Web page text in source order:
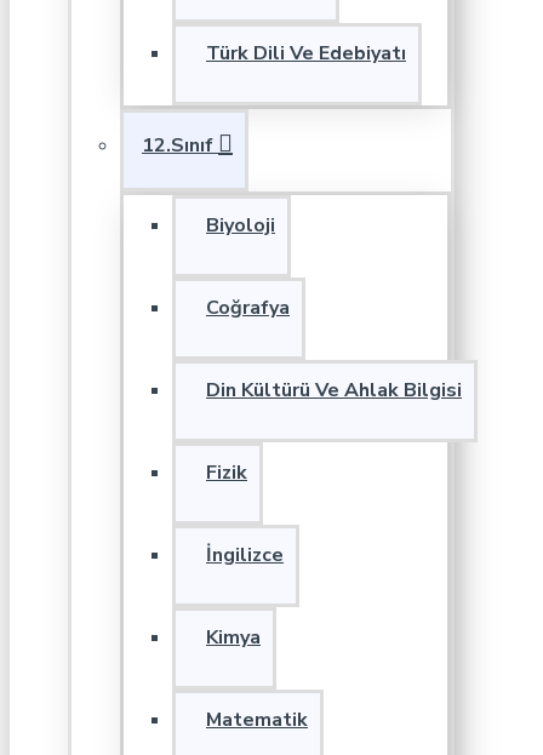
Türk Dili Ve Edebiyatı
12.Sınıf
Biyoloji
Coğrafya
Din Kültürü Ve Ahlak Bilgisi
Fizik
İngilizce
Kimya
Matematik